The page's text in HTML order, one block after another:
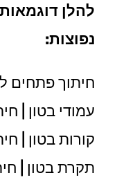
להלן
נפוצות:
חיתוך פתחים
עמודי בטון |
קורות בטון |
תקרת בטון |